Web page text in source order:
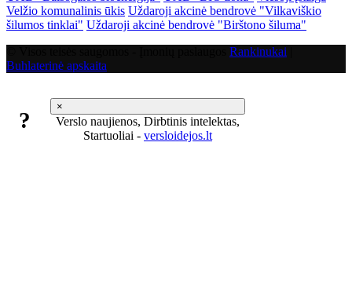
Velžio komunalinis ūkis Uždaroji akcinė bendrovė "Vilkaviškio
šilumos tinklai" Uždaroji akcinė bendrovė "Birštono šiluma"
Rankinukai
Buhlaterinė apskaita
×
?
Verslo naujienos, Dirbtinis intelektas,
Startuoliai - versloidejos.lt